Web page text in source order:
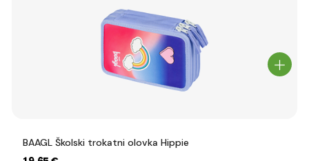
BAAGL Školski trokatni olovka Hippie